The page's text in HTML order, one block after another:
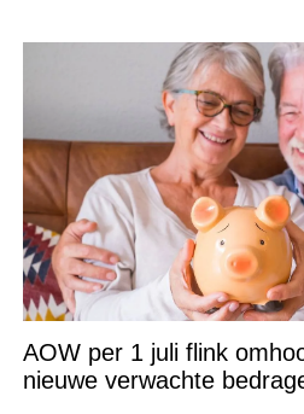
AOW per 1 juli flink
nieuwe verwachte